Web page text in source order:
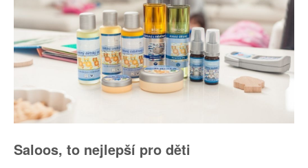
Saloos, to nejlepší pro děti